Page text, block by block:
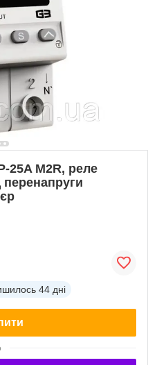
25A M2R, реле
перенапруги
44 дні